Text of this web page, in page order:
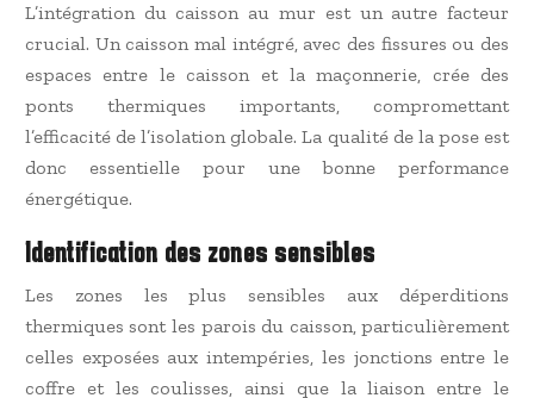
L’intégration du caisson au mur est un autre facteur
crucial. Un caisson mal intégré, avec des fissures ou des
espaces entre le caisson et la maçonnerie, crée des
ponts thermiques importants, compromettant
l’efficacité de l’isolation globale. La qualité de la pose est
donc essentielle pour une bonne performance
énergétique.
Identification des zones sensibles
Les zones les plus sensibles aux déperditions
thermiques sont les parois du caisson, particulièrement
celles exposées aux intempéries, les jonctions entre le
coffre et les coulisses, ainsi que la liaison entre le